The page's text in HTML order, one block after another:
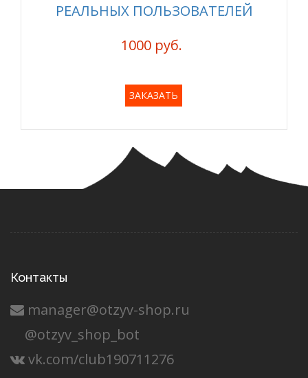
РЕАЛЬНЫХ ПОЛЬЗОВАТЕЛЕЙ
1000 руб.
ЗАКАЗАТЬ
Контакты
manager@otzyv-shop.ru
@otzyv_shop_bot
vk.com/club190711276